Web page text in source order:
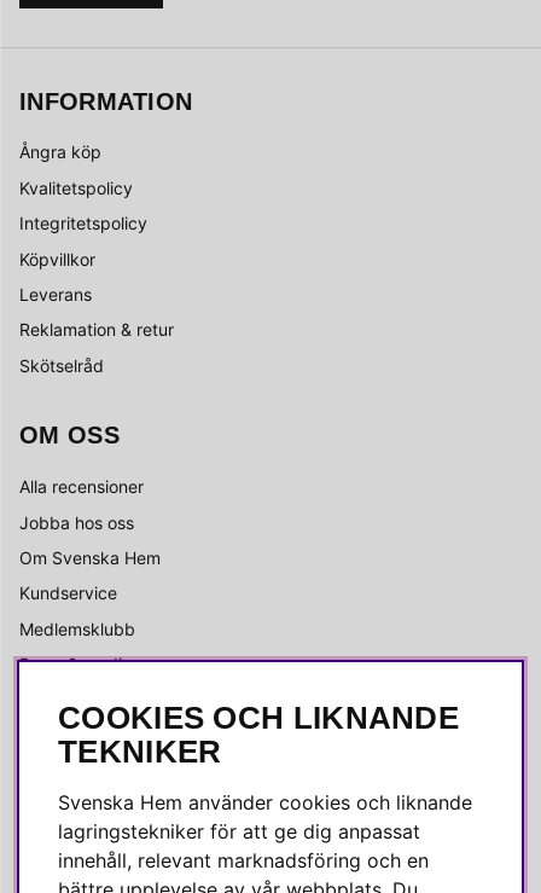
INFORMATION
Ångra köp
Kvalitetspolicy
Integritetspolicy
Köpvillkor
Leverans
Reklamation & retur
Skötselråd
OM OSS
Alla recensioner
Jobba hos oss
Om Svenska Hem
Kundservice
Medlemsklubb
Press & media
SOCIALA MEDIER
Instagram
Linkedin
COOKIES OCH LIKNANDE
TEKNIKER
Svenska Hem använder cookies och liknande
lagringstekniker för att ge dig anpassat
innehåll, relevant marknadsföring och en